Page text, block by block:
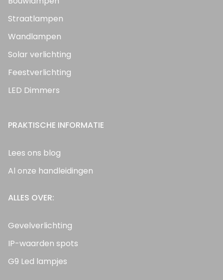
Straatlampen
Wandlampen
Solar verlichting
Feestverlichting
LED Dimmers
PRAKTISCHE INFORMATIE
Lees ons blog
Al onze handleidingen
ALLES OVER:
Gevelverlichting
IP-waarden spots
G9 Led lampjes